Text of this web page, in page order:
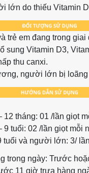
lớn do thiếu Vitamin
trẻ em đang trong giai
sung Vitamin D3,
thu canxi.
người lớn bị
12 tháng: 01 /lần giọt
9 tuổi: 02 /lần giọt mỗi
tuổi và người lớn: 3/
trong ngày: Trước
11 giờ trưa hàng